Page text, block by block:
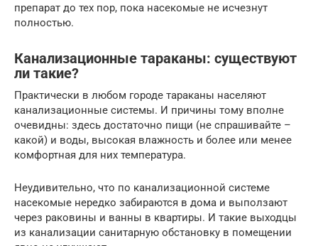
препарат до тех пор, пока насекомые не исчезнут
полностью.
Канализационные тараканы: существуют
ли такие?
Практически в любом городе тараканы населяют
канализационные системы. И причины тому вполне
очевидны: здесь достаточно пищи (не спрашивайте –
какой) и воды, высокая влажность и более или менее
комфортная для них температура.
Неудивительно, что по канализационной системе
насекомые нередко забираются в дома и выползают
через раковины и ванны в квартиры. И такие выходцы
из канализации санитарную обстановку в помещении